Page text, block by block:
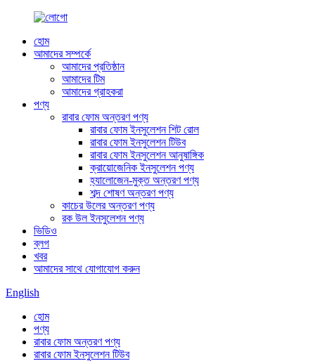
হোম
আমাদের সম্পর্কে
আমাদের প্রতিষ্ঠান
আমাদের টিম
আমাদের গ্রাহকরা
পণ্য
রাবার ফোম অন্তরণ পণ্য
রাবার ফোম ইনসুলেশন শিট রোল
রাবার ফোম ইনসুলেশন টিউব
রাবার ফোম ইনসুলেশন আনুষাঙ্গিক
ক্রায়োজেনিক ইনসুলেশন পণ্য
হ্যালোজেন-মুক্ত অন্তরণ পণ্য
শব্দ শোষণ অন্তরণ পণ্য
কাচের উলের অন্তরণ পণ্য
রক উল ইনসুলেশন পণ্য
ভিডিও
ব্লগ
খবর
আমাদের সাথে যোগাযোগ করুন
English
হোম
পণ্য
রাবার ফোম অন্তরণ পণ্য
রাবার ফোম ইনসুলেশন টিউব